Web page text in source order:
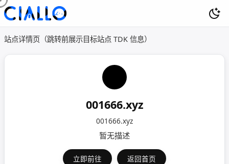
站点详情页（跳转前展示目标站点 TDK 信息）
001666.xyz
001666.xyz
暂无描述
立即前往 返回首页